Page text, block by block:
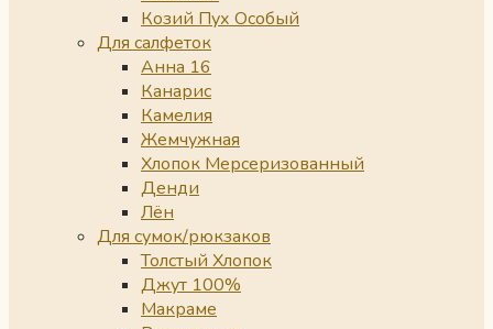
Козий Пух Особый
Для салфеток
Анна 16
Канарис
Камелия
Жемчужная
Хлопок Мерсеризованный
Денди
Лён
Для сумок/рюкзаков
Толстый Хлопок
Джут 100%
Макраме